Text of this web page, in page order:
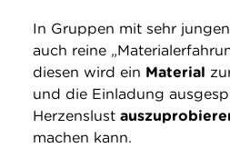
In Gruppen mit sehr
auch reine
diesen wird ein Material
und die Einladung
Herzenslust
machen kann.